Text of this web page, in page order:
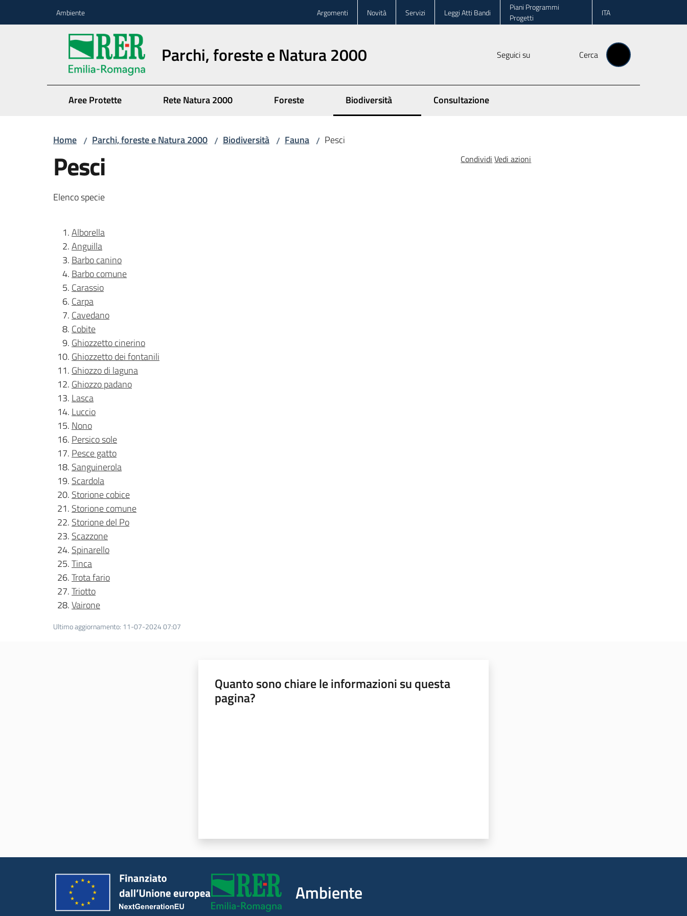
Ambiente Argomenti Novità Servizi Leggi Atti Bandi
Piani Programmi
Progetti
ITA
Parchi, foreste e Natura 2000 Seguici su Cerca
Aree Protette Rete Natura 2000 Foreste Biodiversità Consultazione
Home / Parchi, foreste e Natura 2000 / Biodiversità / Fauna / Pesci
Pesci
Elenco specie
Condividi Vedi azioni
Alborella
Anguilla
Barbo canino
Barbo comune
Carassio
Carpa
Cavedano
Cobite
Ghiozzetto cinerino
Ghiozzetto dei fontanili
Ghiozzo di laguna
Ghiozzo padano
Lasca
Luccio
Nono
Persico sole
Pesce gatto
Sanguinerola
Scardola
Storione cobice
Storione comune
Storione del Po
Scazzone
Spinarello
Tinca
Trota fario
Triotto
Vairone
Ultimo aggiornamento: 11-07-2024 07:07
Quanto sono chiare le informazioni su questa
pagina?
Ambiente